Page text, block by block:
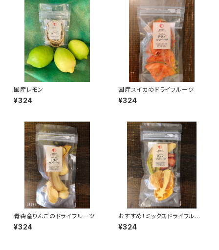
国産レモン
¥324
国産スイカのドライフルーツ
¥324
青森産りんごのドライフルーツ
¥324
おすすめ！ミックスドライフルー
ツ
¥324